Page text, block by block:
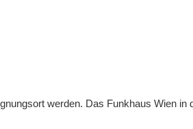
werden. Das Funkhaus Wien in